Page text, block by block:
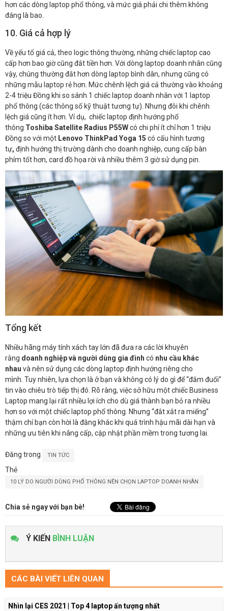
hơn các dòng laptop phổ thông, và mức giá phải chi thêm không
đáng là bao.
10. Giá cả hợp lý
Về yếu tố giá cả, theo logic thông thường, những chiếc laptop cao
cấp hơn bao giờ cũng đắt tiền hơn. Với dòng laptop doanh nhân cũng
vậy, chúng thường đắt hơn dòng laptop bình dân, nhưng cũng có
những mẫu laptop rẻ hơn. Mức chênh lệch giá cả thường vào khoảng
2-4 triệu Đồng khi so sánh 1 chiếc laptop doanh nhân với 1 laptop
phổ thông (các thông số kỹ thuật tương tự). Nhưng đôi khi chênh
lệch giá cũng ít hơn. Ví dụ, chiếc laptop định hướng phổ
thông Toshiba Satellite Radius P55Wcó chi phí ít chỉ hơn 1 triệu
Đồng so với một Lenovo ThinkPad Yoga 15 có cấu hình tương
tự, định hướng thị trường dành cho doanh nghiệp, cung cấp bàn
phím tốt hơn, card đồ họa rời và nhiều thêm 3 giờ sử dụng pin.
Tổng kết
Nhiều hãng máy tính xách tay lớn đã đưa ra các lời khuyên ​​
rằng doanh nghiệp và người dùng gia đình có nhu cầu khác
nhau và nên sử dụng các dòng laptop định hướng riêng cho
mình. Tuy nhiên, lựa chọn là ở bạn và không có lý do gì để “đắm đuối”
tin vào chiêu trò tiếp thị đó. Rõ ràng, việc sở hữu một chiếc Business
Laptop mang lại rất nhiều lợi ích cho dù giá thành bạn bỏ ra nhiều
hơn so với một chiếc laptop phổ thông. Nhưng “đắt xắt ra miếng”
thậm chí bạn còn hời là đằng khác khi quá trình hậu mãi dài hạn và
những ưu tiên khi nâng cấp, cập nhật phần mềm trong tương lai.
Đăng trong TIN TỨC
Thẻ
10 LÝ DO NGƯỜI DÙNG PHỔ THÔNG NÊN CHỌN LAPTOP DOANH NHÂN
Chia sẻ ngay với bạn bè!
Ý KIẾN BÌNH LUẬN
CÁC BÀI VIẾT LIÊN QUAN
Nhìn lại CES 2021 | Top 4 laptop ấn tượng nhất